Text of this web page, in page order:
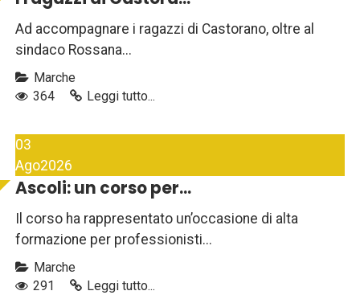
Ad accompagnare i ragazzi di Castorano, oltre al
sindaco Rossana...
Marche
364
Leggi tutto...
03
Ago2026
Ascoli: un corso per...
Il corso ha rappresentato un’occasione di alta
formazione per professionisti...
Marche
291
Leggi tutto...